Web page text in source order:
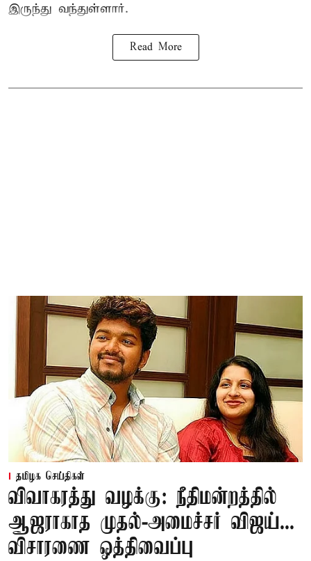
இருந்து வந்துள்ளார்.
Read More
தமிழக செய்திகள்
விவாகரத்து வழக்கு: நீதிமன்றத்தில்
ஆஜராகாத முதல்-அமைச்சர் விஜய்...
விசாரணை ஒத்திவைப்பு